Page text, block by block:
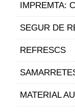
IMPREMTA:
SEGUR DE
REFRESCS
MATERIAL